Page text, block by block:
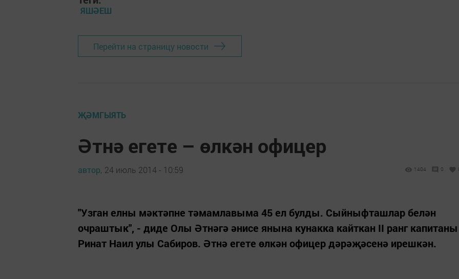
ЯШӘЕШ
Перейти на страницу новости
ҖӘМГЫЯТЬ
Әтнә егете – өлкән офицер
автор, 24 июль 2014 - 10:59 1404 0
"Узган елны мәктәпне тәмамлавыма 45 ел булды. Сыйныфташлар белән
очраштык", - диде Олы Әтнәгә әнисе янына кунакка кайткан II ранг капитаны
Ринат Наил улы Сабиров. Әтнә егете өлкән офицер дәрәҗәсенә ирешкән.